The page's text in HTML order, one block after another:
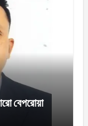
বেপরোয়া